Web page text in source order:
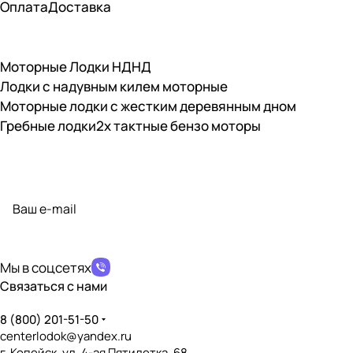
✔️
Наличие транцевых накладок
❌
Материал транцевых накладок ?
Отсутствуют
Возможность установки транцевых колёс
Дно, пол, палуба
Тип дна ?
НД (Надувное Дно)
Наличие слани ?
ОплатаДоставка
Моторные Лодки НДНД
Лодки с надувным килем моторные
Моторные лодки с жестким деревянным дном
Гребные лодки2х тактные бензо моторы
Мы в соцсетях
Связаться с нами
8 (800) 201-51-50
centerlodok@yandex.ru